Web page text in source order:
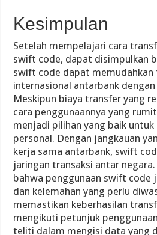
Kesimpulan
Setelah mempelajari cara
swift code, dapat disimpulkan
swift code dapat memudahkan
internasional antarbank
Meskipun biaya transfer yang
cara penggunaannya yang
menjadi pilihan yang baik
personal. Dengan jangkauan
kerja sama antarbank, swift
jaringan transaksi antar
bahwa penggunaan swift code
dan kelemahan yang perlu
memastikan keberhasilan
mengikuti petunjuk
teliti dalam mengisi data yang